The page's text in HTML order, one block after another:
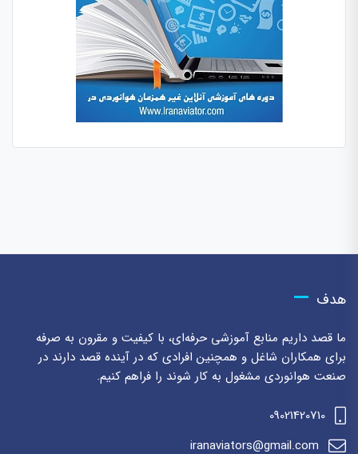
هدف
ما قصد داریم منابع آموزشی حرفه‌ای، با کیفیت و مقرون به صرفه
برای همکاران شاغل و همچنین افرادی که در آینده قصد دارند در
صنعت هوانوردی مشغول به کار شوند را فراهم کنیم.
09021420710
iranaviators@gmail.com